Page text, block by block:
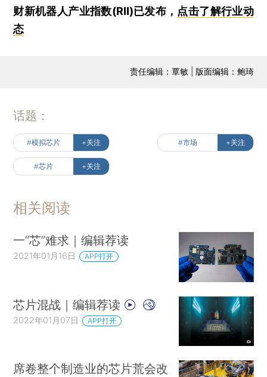
财新机器人产业指数(RII)已发布， 点击了解行业动
态
责任编辑：覃敏 | 版面编辑：鲍琦
话题：
#模拟芯片 +关注 #市场 +关注
#芯片 +关注
相关阅读
一“芯”难求｜编辑荐读
2021年01月16日 APP打开
芯片混战｜编辑荐读
2022年01月07日 APP打开
席卷整个制造业的芯片荒会改